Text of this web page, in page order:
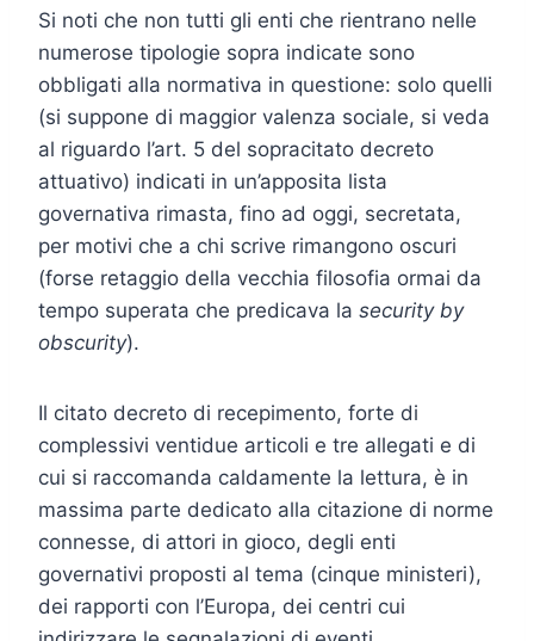
Si noti che non tutti gli enti che rientrano nelle
numerose tipologie sopra indicate sono
obbligati alla normativa in questione: solo quelli
(si suppone di maggior valenza sociale, si veda
al riguardo l’art. 5 del sopracitato decreto
attuativo) indicati in un’apposita lista
governativa rimasta, fino ad oggi, secretata,
per motivi che a chi scrive rimangono oscuri
(forse retaggio della vecchia filosofia ormai da
tempo superata che predicava la security by
obscurity).
Il citato decreto di recepimento, forte di
complessivi ventidue articoli e tre allegati e di
cui si raccomanda caldamente la lettura, è in
massima parte dedicato alla citazione di norme
connesse, di attori in gioco, degli enti
governativi proposti al tema (cinque ministeri),
dei rapporti con l’Europa, dei centri cui